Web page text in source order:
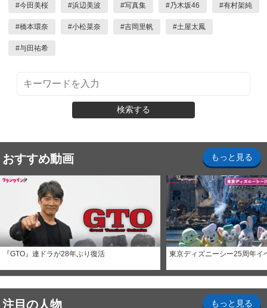
#今田美桜 #浜辺美波 #写真集 #乃木坂46 #有村架純
#橋本環奈 #小松菜奈 #吉岡里帆 #土屋太鳳
#与田祐希
検索する
おすすめ動画 もっと見る
『GTO』連ドラが28年ぶり復活 東京ディズニーシー25周年イ
注目の人物 もっと見る